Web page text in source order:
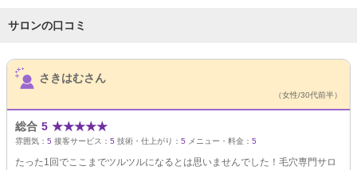
サロンの口コミ
サロンPick Up
さきはむさん
（女性/30代前半）
総合 5 ★★★★★
雰囲気： 5 接客サービス： 5 技術・仕上がり： 5 メニュー・料金： 5
たった1回でここまでツルツルになるとは思いませんでした！毛穴専門サロ